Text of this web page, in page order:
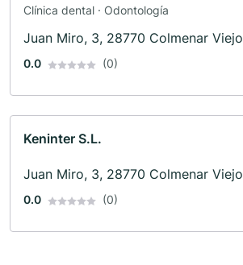
Clínica dental · Odontología
Juan Miro, 3, 28770 Colmenar Viejo
0.0 (0)
Keninter S.L.
Juan Miro, 3, 28770 Colmenar Viejo
0.0 (0)